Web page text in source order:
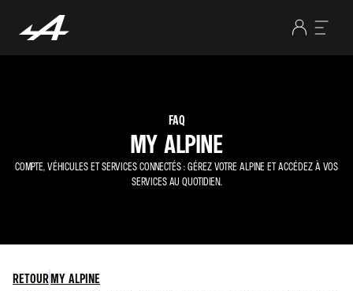
FAQ
MY ALPINE
COMPTE, VÉHICULES ET SERVICES CONNECTÉS : GÉREZ VOTRE ALPINE ET ACCÉDEZ À VOS
SERVICES AU QUOTIDIEN.
RETOURMY ALPINE